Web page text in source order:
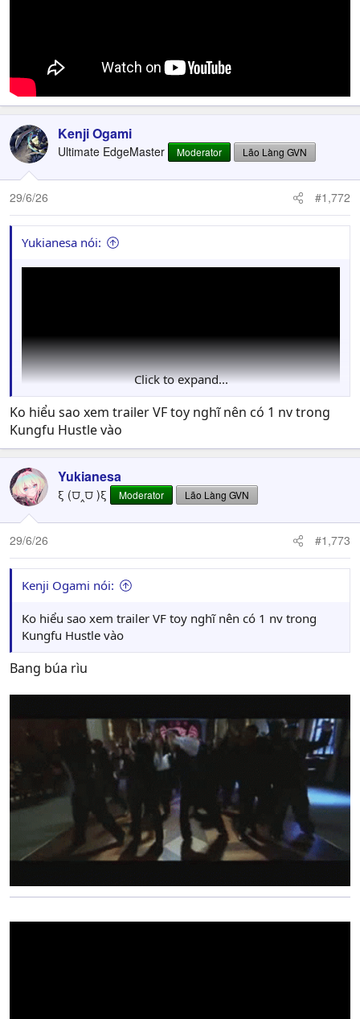
Kenji Ogami
Ultimate EdgeMaster Moderator Lão Làng GVN
29/6/26 #1,772
Yukianesa nói:
Click to expand...
Ko hiểu sao xem trailer VF toy nghĩ nên có 1 nv trong
Kungfu Hustle vào
Yukianesa
ξ (⩌‸⩌ )ξ Moderator Lão Làng GVN
29/6/26 #1,773
Kenji Ogami nói:
Ko hiểu sao xem trailer VF toy nghĩ nên có 1 nv trong
Kungfu Hustle vào
Bang búa rìu